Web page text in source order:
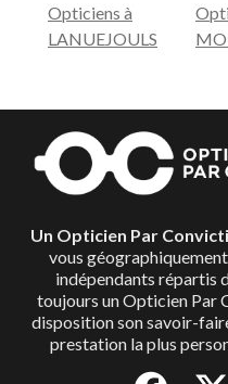
Opticiens à
LANUEJOULS
Un Opticien Par
vous
indépendants répartis
toujours un Opticien Par
disposition son savoir-
prestation la plus